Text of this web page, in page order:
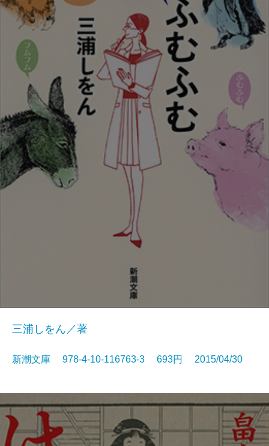
三浦しをん／著
新潮文庫 978-4-10-116763-3 693円 2015/04/30